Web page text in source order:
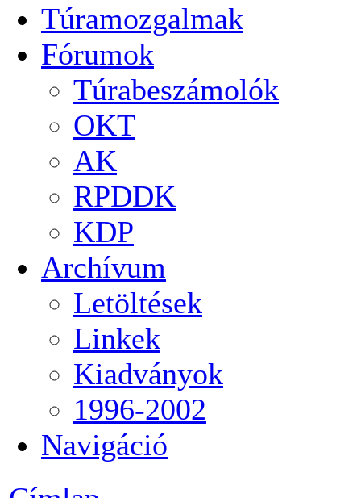
Túramozgalmak
Fórumok
Túrabeszámolók
OKT
AK
RPDDK
KDP
Archívum
Letöltések
Linkek
Kiadványok
1996-2002
Navigáció